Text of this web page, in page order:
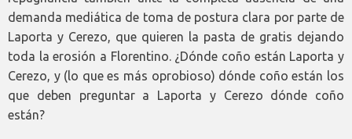
demanda mediática de toma de postura clara por parte de
Laporta y Cerezo, que quieren la pasta de gratis dejando
toda la erosión a Florentino. ¿Dónde coño están Laporta y
Cerezo, y (lo que es más oprobioso) dónde coño están los
que deben preguntar a Laporta y Cerezo dónde coño
están?